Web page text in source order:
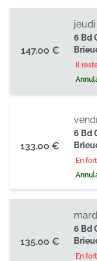
147.00 €
6 Bd
Il
jeudi
133.00 €
6 Bd
En
135.00 €
6 Bd
En